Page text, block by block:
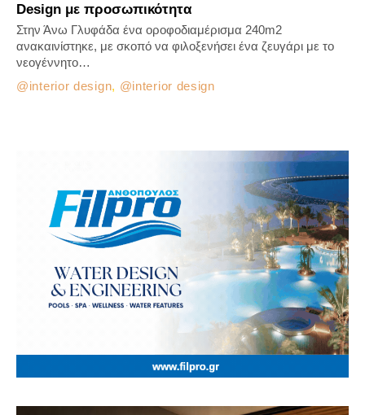
Design με προσωπικότητα
interior design, interior design
Στην Άνω Γλυφάδα ένα οροφοδιαμέρισμα 240m2
ανακαινίστηκε, με σκοπό να φιλοξενήσει ένα ζευγάρι με το
νεογέννητο…